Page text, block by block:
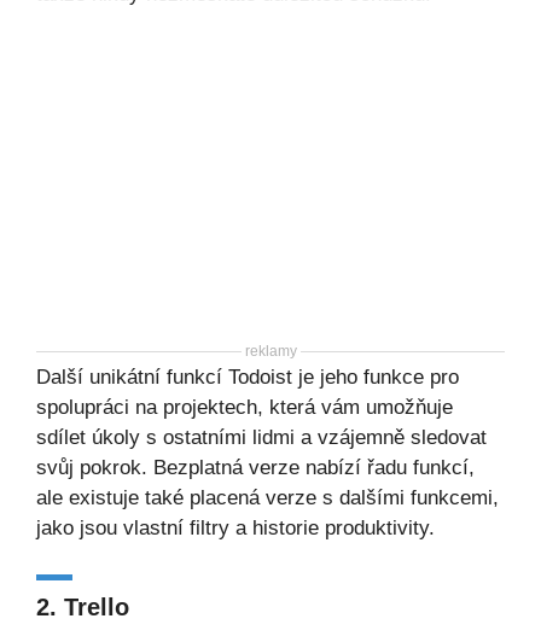
reklamy
Další unikátní funkcí Todoist je jeho funkce pro
spolupráci na projektech, která vám umožňuje
sdílet úkoly s ostatními lidmi a vzájemně sledovat
svůj pokrok. Bezplatná verze nabízí řadu funkcí,
ale existuje také placená verze s dalšími funkcemi,
jako jsou vlastní filtry a historie produktivity.
2. Trello